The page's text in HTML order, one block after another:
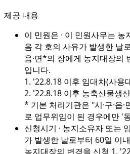
제공 내용
이 민원은 · 이 민원사무는
음 각 호의 사유가 발생한 날
읍·면*의 장에게 농지대장의
입니다.
1. '22.8.18 이후 임대차(사용
2. '22.8.18 이후 농축산물생
* 기본 처리기관은 "시·구·읍
로 업무위임이 된 경우에만 '
신청시기 · 농지소유자 또는
가 발생한 날로부터 60일 이
농지대장의 변경을 신청 1.